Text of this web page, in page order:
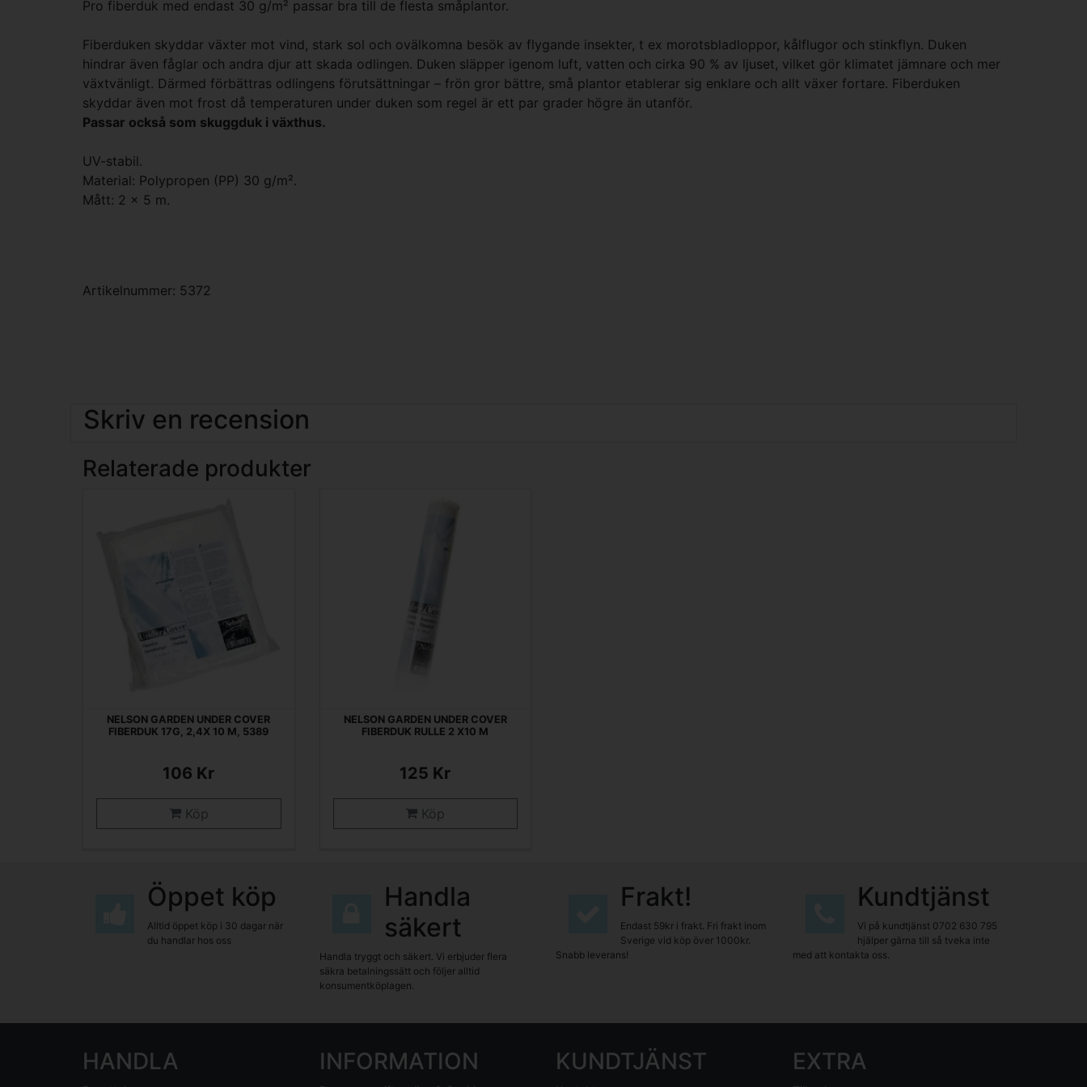
Pro fiberduk med endast 30 g/m² passar bra till de flesta småplantor.
Fiberduken skyddar växter mot vind, stark sol och ovälkomna besök av flygande insekter, t ex morotsbladloppor, kålflugor och stinkflyn. Duken
hindrar även fåglar och andra djur att skada odlingen. Duken släpper igenom luft, vatten och cirka 90 % av ljuset, vilket gör klimatet jämnare och mer
växtvänligt. Därmed förbättras odlingens förutsättningar – frön gror bättre, små plantor etablerar sig enklare och allt växer fortare. Fiberduken
skyddar även mot frost då temperaturen under duken som regel är ett par grader högre än utanför.
Passar också som skuggduk i växthus.
UV-stabil.
Material: Polypropen (PP) 30 g/m².
Mått: 2 x 5 m.
Artikelnummer: 5372
Skriv en recension
Relaterade produkter
NELSON GARDEN UNDER COVER
FIBERDUK 17G, 2,4X 10 M, 5389
106 Kr
Köp
NELSON GARDEN UNDER COVER
FIBERDUK RULLE 2 X10 M
125 Kr
Köp
Öppet köp
Alltid öppet köp i 30 dagar när
du handlar hos oss
Handla
säkert
Handla tryggt och säkert. Vi erbjuder flera
säkra betalningssätt och följer alltid
konsumentköplagen.
Frakt!
Endast 59kr i frakt. Fri frakt inom
Sverige vid köp över 1000kr.
Snabb leverans!
Kundtjänst
Vi på kundtjänst 0702 630 795
hjälper gärna till så tveka inte
med att kontakta oss.
HANDLA INFORMATION KUNDTJÄNST EXTRA